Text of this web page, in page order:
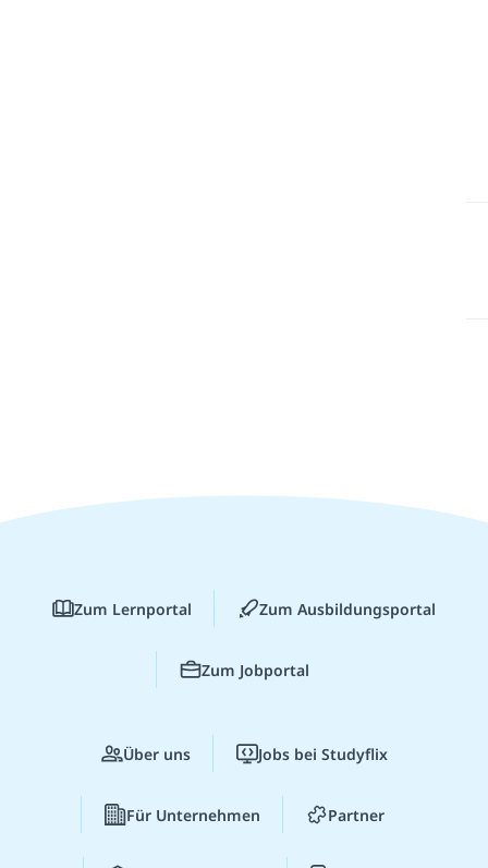
Zum Lernportal Zum Ausbildungsportal
Zum Jobportal
Über uns Jobs bei Studyflix
Für Unternehmen Partner